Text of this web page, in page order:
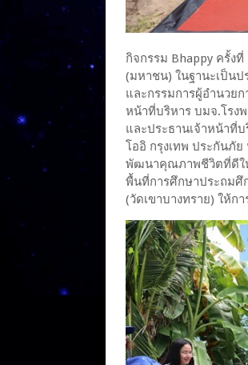
กิจกรรม Bhappy ครั้ง
(มหาชน) ในฐานะเป็น
และกรรมการผู้อำนวย
หน้าที่บริหาร บมจ.โรง
และประธานเจ้าหน้าที่
โออิ กรุงเทพ ประกันภั
พัฒนาคุณภาพชีวิตที่ดีใ
พื้นที่การศึกษาประถมศึ
(วัดเขาบางทราย) ให้ก